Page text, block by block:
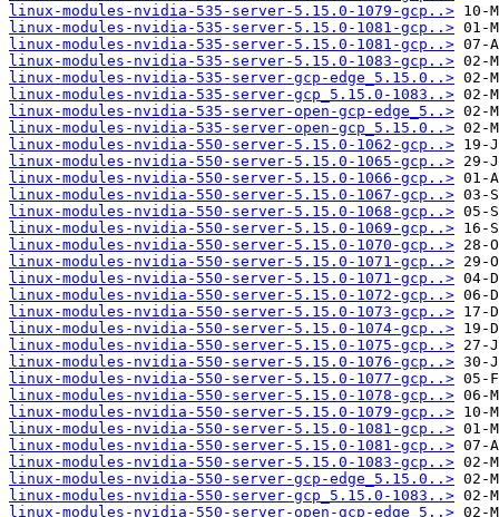
linux-modules-nvidia-535-server-5.15.0-1079-gcp..>
linux-modules-nvidia-535-server-5.15.0-1081-gcp..>
linux-modules-nvidia-535-server-5.15.0-1081-gcp..>
linux-modules-nvidia-535-server-5.15.0-1083-gcp..>
linux-modules-nvidia-535-server-gcp-edge_5.15.0..>
linux-modules-nvidia-535-server-gcp_5.15.0-1083..>
linux-modules-nvidia-535-server-open-gcp-edge_5..>
linux-modules-nvidia-535-server-open-gcp_5.15.0..>
linux-modules-nvidia-550-server-5.15.0-1062-gcp..>
linux-modules-nvidia-550-server-5.15.0-1065-gcp..>
linux-modules-nvidia-550-server-5.15.0-1066-gcp..>
linux-modules-nvidia-550-server-5.15.0-1067-gcp..>
linux-modules-nvidia-550-server-5.15.0-1068-gcp..>
linux-modules-nvidia-550-server-5.15.0-1069-gcp..>
linux-modules-nvidia-550-server-5.15.0-1070-gcp..>
linux-modules-nvidia-550-server-5.15.0-1071-gcp..>
linux-modules-nvidia-550-server-5.15.0-1071-gcp..>
linux-modules-nvidia-550-server-5.15.0-1072-gcp..>
linux-modules-nvidia-550-server-5.15.0-1073-gcp..>
linux-modules-nvidia-550-server-5.15.0-1074-gcp..>
linux-modules-nvidia-550-server-5.15.0-1075-gcp..>
linux-modules-nvidia-550-server-5.15.0-1076-gcp..>
linux-modules-nvidia-550-server-5.15.0-1077-gcp..>
linux-modules-nvidia-550-server-5.15.0-1078-gcp..>
linux-modules-nvidia-550-server-5.15.0-1079-gcp..>
linux-modules-nvidia-550-server-5.15.0-1081-gcp..>
linux-modules-nvidia-550-server-5.15.0-1081-gcp..>
linux-modules-nvidia-550-server-5.15.0-1083-gcp..>
linux-modules-nvidia-550-server-gcp-edge_5.15.0..>
linux-modules-nvidia-550-server-gcp_5.15.0-1083..>
linux-modules-nvidia-550-server-open-gcp-edge_5..>